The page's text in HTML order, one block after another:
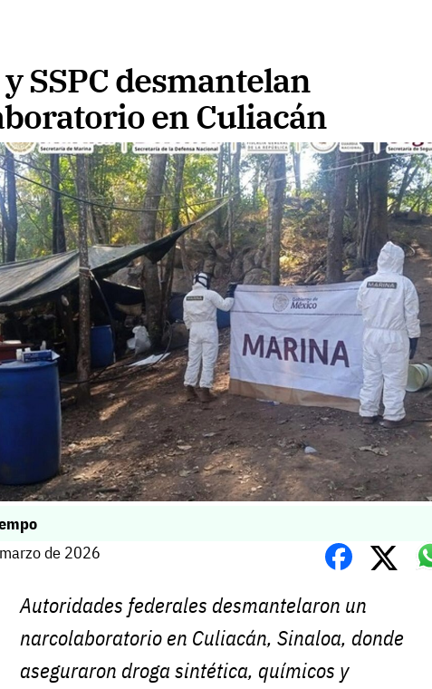
SSPC desmantelan
en Culiacán
de 2026
Autoridades federales desmantelaron un
narcolaboratorio en Culiacán, Sinaloa, donde
aseguraron droga sintética, químicos y